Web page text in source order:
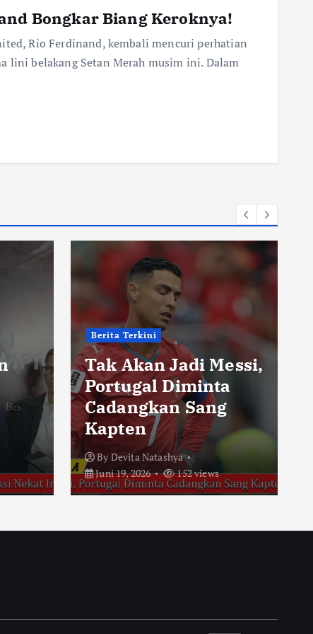
Bongkar Biang Keroknya!
Rio Ferdinand, kembali mencuri perhatian
lini belakang Setan Merah musim ini. Dalam
Berita Terkini
Tak Akan Jadi Messi,
Portugal Diminta
Cadangkan Sang
Kapten
By Devita Natashya
Juni 19, 2026
152 views